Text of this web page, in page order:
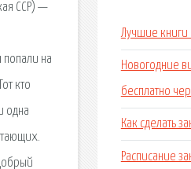
ССР) —
попали на
кто
одна
Лучшие книги
Новогодние
бесплатно
Как сделать
Расписание